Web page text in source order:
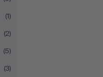
(1)
(2)
(5)
(3)